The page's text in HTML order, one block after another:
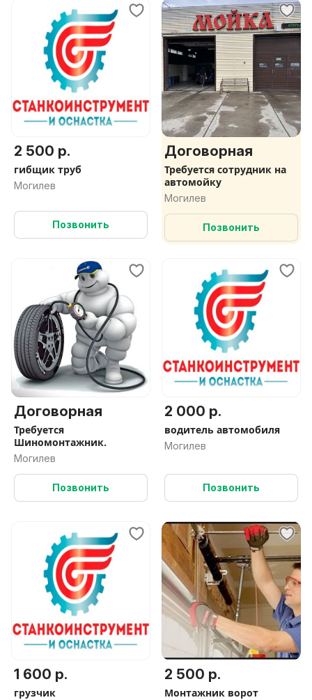
2 500 р.
гибщик труб
Могилев
Позвонить
Договорная
Требуется сотрудник на
автомойку
Могилев
Позвонить
Договорная
Требуется
Шиномонтажник.
Могилев
Позвонить
2 000 р.
водитель автомобиля
Могилев
Позвонить
1 600 р.
грузчик
2 500 р.
Монтажник ворот